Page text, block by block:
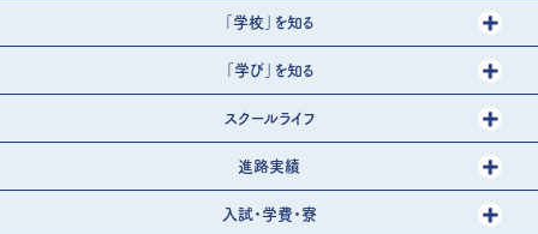
「学校」を知る
「学び」を知る
スクールライフ
進路実績
入試・学費・寮